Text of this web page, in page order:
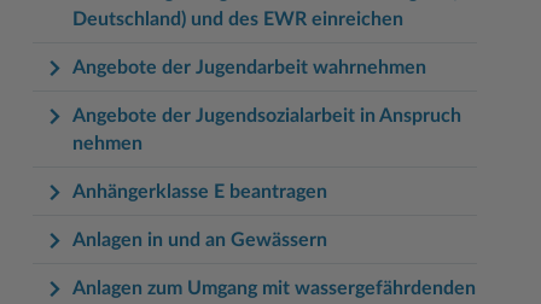
Deutschland) und des EWR einreichen
Angebote der Jugendarbeit wahrnehmen
Angebote der Jugendsozialarbeit in Anspruch
nehmen
Anhängerklasse E beantragen
Anlagen in und an Gewässern
Anlagen zum Umgang mit wassergefährdenden